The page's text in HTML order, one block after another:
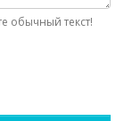
обычный текст!